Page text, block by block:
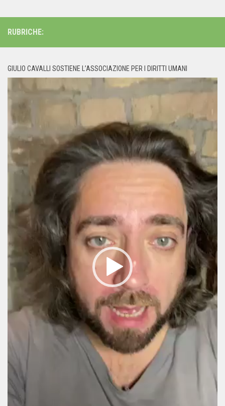
RUBRICHE:
GIULIO CAVALLI SOSTIENE L’ASSOCIAZIONE PER I DIRITTI UMANI
Player